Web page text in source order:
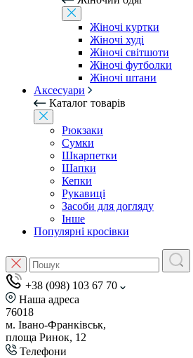
Жіночі куртки
Жіночі худі
Жіночі світшоти
Жіночі футболки
Жіночі штани
Аксесуари
Каталог товарів
Рюкзаки
Сумки
Шкарпетки
Шапки
Кепки
Рукавиці
Засоби для догляду
Інше
Популярні кросівки
+38 (098) 103 67 70
Наша адреса
76018
м. Івано-Франківськ,
площа Ринок, 12
Телефони